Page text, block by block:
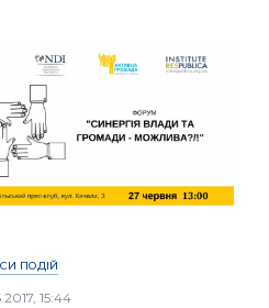
ПОДІЙ
15:44